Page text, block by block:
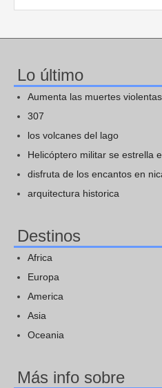
Lo último
Aumenta las muertes
307
los volcanes del lago
Helicóptero militar se estrella
disfruta de los encantos en
arquitectura historica
Destinos
Africa
Europa
America
Asia
Oceania
Más info sobre